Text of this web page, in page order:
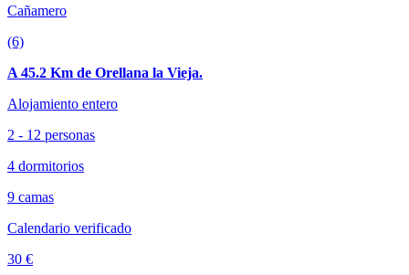
Cañamero
(6)
A 45.2 Km de Orellana la Vieja.
Alojamiento entero
2 - 12 personas
4 dormitorios
9 camas
Calendario verificado
30 €